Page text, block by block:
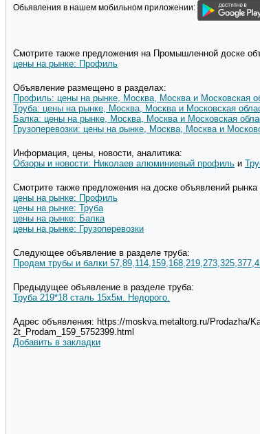
Обьявления в нашем мобильном приложении:
Смотрите также предложения на Промышленной доске
цены на рынке: Профиль
Объявление размещено в разделах:
Профиль: цены на рынке, Москва, Москва и Московская
Труба: цены на рынке, Москва, Москва и Московская
Балка: цены на рынке, Москва, Москва и Московская
Грузоперевозки: цены на рынке, Москва, Москва и
Информация, цены, новости, аналитика:
Обзоры и новости: Николаев алюминиевый профиль и
Смотрите также предложения на доске объявлений
цены на рынке: Профиль
цены на рынке: Труба
цены на рынке: Балка
цены на рынке: Грузоперевозки
Следующее объявление в разделе труба:
Продам трубы и балки
Предыдущее объявление в разделе труба:
Труба 219*18 сталь 15х5м. Недорого.
Адрес объявления: https://moskva.metaltorg.ru/Prodazha/
2t_Prodam_159_5752399.html
Добавить в закладки